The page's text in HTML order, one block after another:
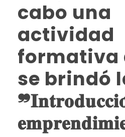
cabo una
actividad
formativa
se brindó